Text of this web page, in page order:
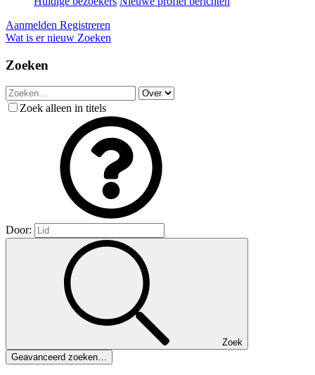
Aanmelden Registreren
Wat is er nieuw Zoeken
Zoeken
Zoek alleen in titels
Door:
Zoek
Geavanceerd zoeken…